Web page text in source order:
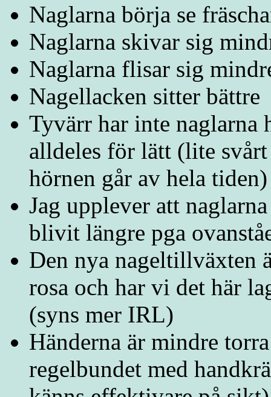
Naglarna börja se
Naglarna skivar sig
Naglarna flisar sig
Nagellacken sitter bättre
Tyvärr har inte naglarna
alldeles för lätt (lite
hörnen går av hela tiden)
Jag upplever att
blivit längre pga
Den nya nageltillväxten
rosa och har vi det här
(syns mer IRL)
Händerna är mindre
regelbundet med